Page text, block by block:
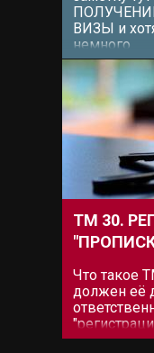
ВИЗЫ и
немного
какой тип
Вам
подходит.
этого
сразу[icon
prefix="fas"])
можно...
ТМ 30.
Что такое
должен её
этих